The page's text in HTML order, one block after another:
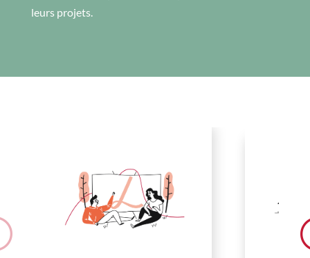
leurs projets.